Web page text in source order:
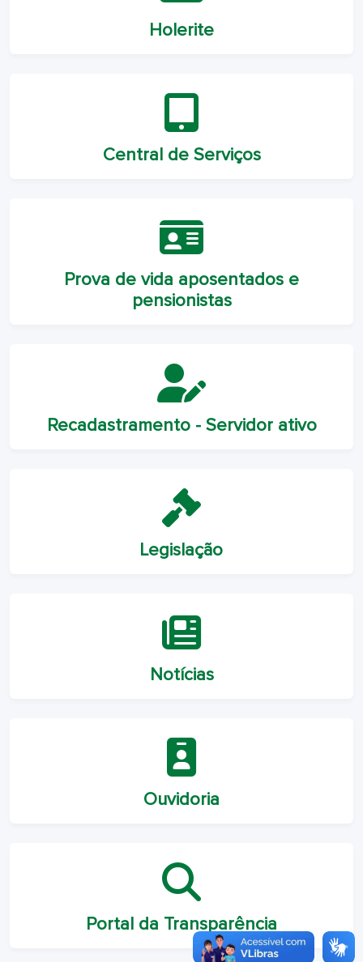
Holerite
Central de Serviços
Prova de vida aposentados e
pensionistas
Recadastramento - Servidor ativo
Legislação
Notícias
Ouvidoria
Portal da Transparência